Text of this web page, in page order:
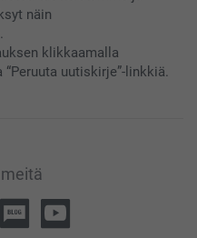
näin
.
klikkaamalla
uutiskirje”-linkkiä.